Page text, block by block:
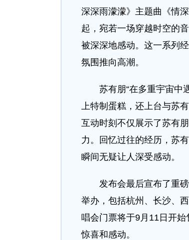
深深雨濛濛》主题曲《情
起，宛若一场穿越时空的
被深深地感动。这一系列
氛围推向高潮。
苏有朋“在多重宇宙中遇
上特制蛋糕，还上台与苏
互动时刻不仅展示了苏有
力。回忆过往的经历，苏
瞬间无疑让人深受感动。
发布会最后宣布了重磅
举办，包括杭州、长沙、
唱会门票将于9月11日开
惊喜和感动。